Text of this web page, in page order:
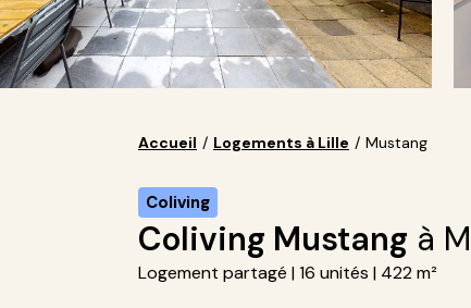
Accueil / Logements à Lille / Mustang
Coliving
Coliving Mustang à
Logement partagé | 16 unités | 422 m²